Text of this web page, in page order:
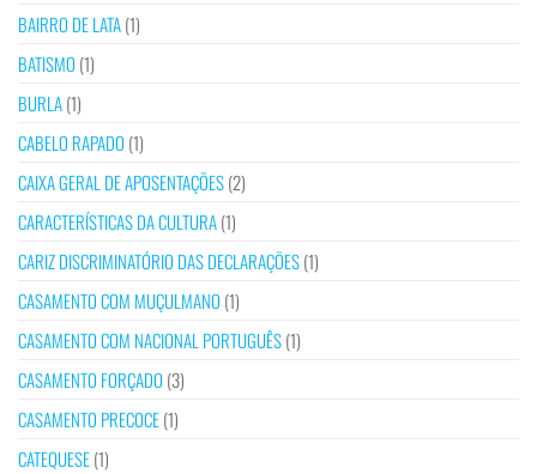
BAIRRO DE LATA(1)
BATISMO (1)
BURLA(1)
CABELO RAPADO (1)
CAIXA GERAL DE APOSENTAÇÕES(2)
CARACTERÍSTICAS DA CULTURA(1)
CARIZ DISCRIMINATÓRIO DAS DECLARAÇÕES(1)
CASAMENTO COM MUÇULMANO (1)
CASAMENTO COM NACIONAL PORTUGUÊS(1)
CASAMENTO FORÇADO (3)
CASAMENTO PRECOCE(1)
CATEQUESE(1)